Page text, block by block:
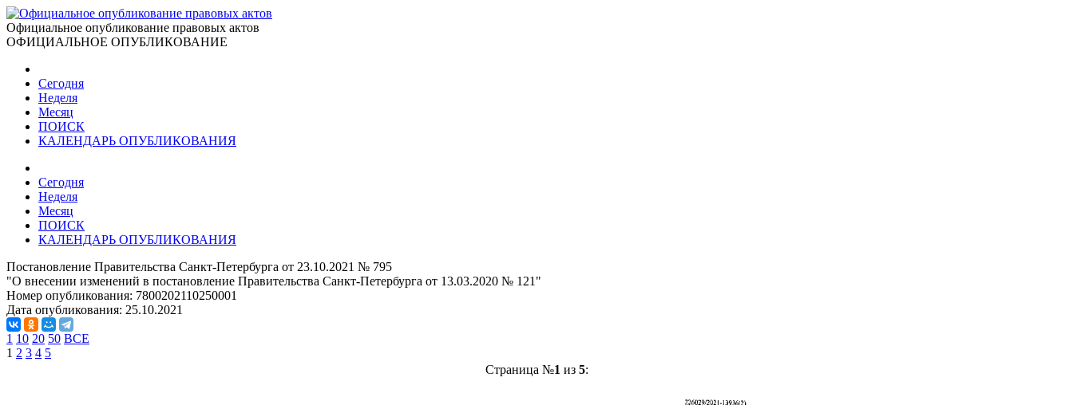
Официальное опубликование правовых актов
ОФИЦИАЛЬНОЕ ОПУБЛИКОВАНИЕ
Сегодня
Неделя
Месяц
ПОИСК
КАЛЕНДАРЬ ОПУБЛИКОВАНИЯ
Сегодня
Неделя
Месяц
ПОИСК
КАЛЕНДАРЬ ОПУБЛИКОВАНИЯ
Постановление Правительства Санкт-Петербурга от 23.10.2021 № 795
"О внесении изменений в постановление Правительства Санкт-Петербурга от 13.03.2020 № 121"
Номер опубликования: 7800202110250001
Дата опубликования: 25.10.2021
1 10 20 50 ВСЕ
1 2 3 4 5
Страница №1 из 5: